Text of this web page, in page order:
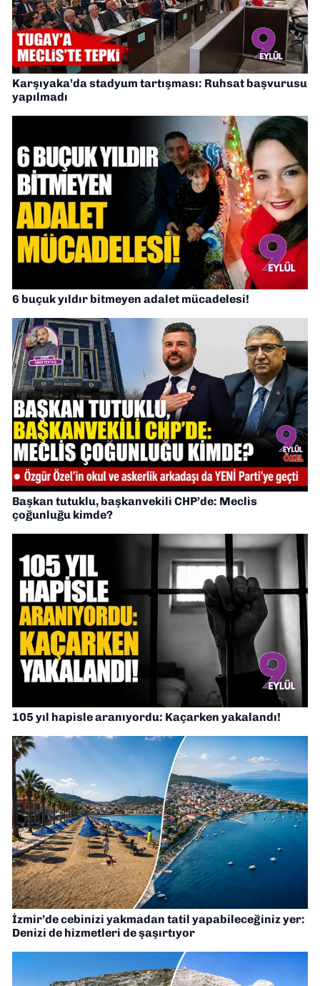
Karşıyaka’da stadyum tartışması: Ruhsat başvurusu
yapılmadı
6 buçuk yıldır bitmeyen adalet mücadelesi!
Başkan tutuklu, başkanvekili CHP’de: Meclis
çoğunluğu kimde?
105 yıl hapisle aranıyordu: Kaçarken yakalandı!
İzmir’de cebinizi yakmadan tatil yapabileceğiniz yer:
Denizi de hizmetleri de şaşırtıyor